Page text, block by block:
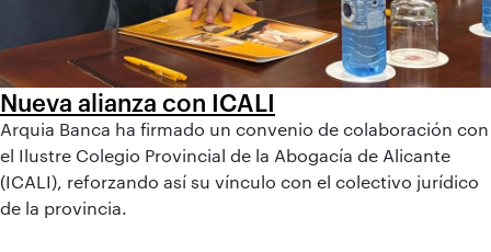
Nueva alianza con ICALI
Arquia Banca ha firmado un convenio de colaboración con
el Ilustre Colegio Provincial de la Abogacía de Alicante
(ICALI), reforzando así su vínculo con el colectivo jurídico
de la provincia.